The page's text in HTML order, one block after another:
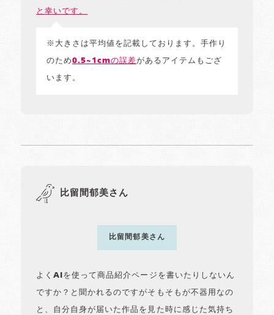
と幸いです。
※大きさは平均値を記載しております。手作り
のため0.5~1cmの誤差があるアイテムもござ
います。
比留間郁美さん
比留間郁美さん
よくAIを使って商品紹介ページを書いたりしないん
ですか？と聞かれるのですがそもそもが不器用なの
と、自分自身が届いた作品を見た時に感じた気持ち